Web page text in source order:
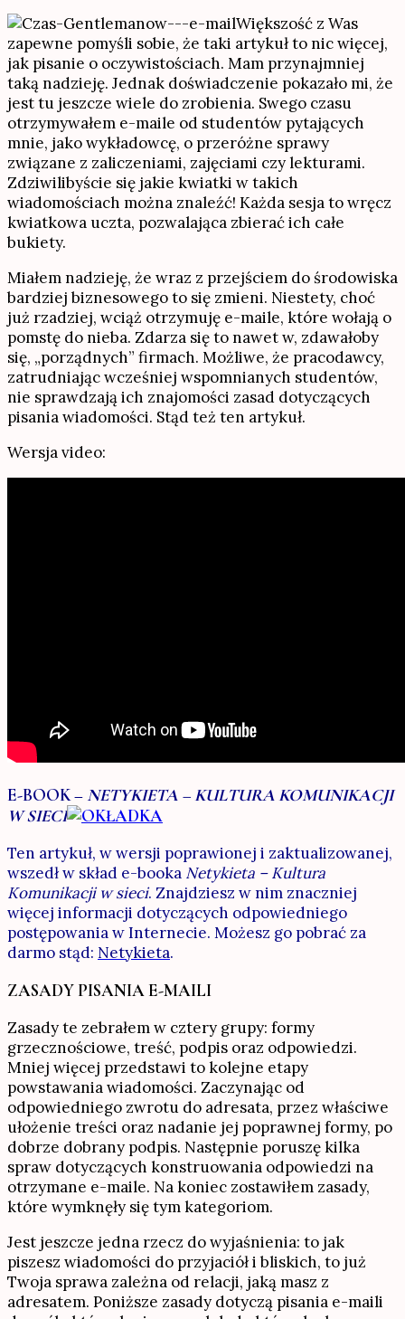
Większość z Was
zapewne pomyśli sobie, że taki artykuł to nic więcej,
jak pisanie o oczywistościach. Mam przynajmniej
taką nadzieję. Jednak doświadczenie pokazało mi, że
jest tu jeszcze wiele do zrobienia. Swego czasu
otrzymywałem e-maile od studentów pytających
mnie, jako wykładowcę, o przeróżne sprawy
związane z zaliczeniami, zajęciami czy lekturami.
Zdziwilibyście się jakie kwiatki w takich
wiadomościach można znaleźć! Każda sesja to wręcz
kwiatkowa uczta, pozwalająca zbierać ich całe
bukiety.
Miałem nadzieję, że wraz z przejściem do środowiska
bardziej biznesowego to się zmieni. Niestety, choć
już rzadziej, wciąż otrzymuję e-maile, które wołają o
pomstę do nieba. Zdarza się to nawet w, zdawałoby
się, „porządnych” firmach. Możliwe, że pracodawcy,
zatrudniając wcześniej wspomnianych studentów,
nie sprawdzają ich znajomości zasad dotyczących
pisania wiadomości. Stąd też ten artykuł.
Wersja video:
E-BOOK –NETYKIETA – KULTURA KOMUNIKACJI
W SIECI
Ten artykuł, w wersji poprawionej i zaktualizowanej,
wszedł w skład e-booka Netykieta – Kultura
Komunikacji w sieci. Znajdziesz w nim znaczniej
więcej informacji dotyczących odpowiedniego
postępowania w Internecie. Możesz go pobrać za
darmo stąd: Netykieta.
ZASADY PISANIA E-MAILI
Zasady te zebrałem w cztery grupy: formy
grzecznościowe, treść, podpis oraz odpowiedzi.
Mniej więcej przedstawi to kolejne etapy
powstawania wiadomości. Zaczynając od
odpowiedniego zwrotu do adresata, przez właściwe
ułożenie treści oraz nadanie jej poprawnej formy, po
dobrze dobrany podpis. Następnie poruszę kilka
spraw dotyczących konstruowania odpowiedzi na
otrzymane e-maile. Na koniec zostawiłem zasady,
które wymknęły się tym kategoriom.
Jest jeszcze jedna rzecz do wyjaśnienia: to jak
piszesz wiadomości do przyjaciół i bliskich, to już
Twoja sprawa zależna od relacji, jaką masz z
adresatem. Poniższe zasady dotyczą pisania e-maili